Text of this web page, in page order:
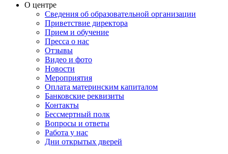
О центре
Сведения об образовательной организации
Приветствие директора
Прием и обучение
Пресса о нас
Отзывы
Видео и фото
Новости
Мероприятия
Оплата материнским капиталом
Банковские реквизиты
Контакты
Бессмертный полк
Вопросы и ответы
Работа у нас
Дни открытых дверей